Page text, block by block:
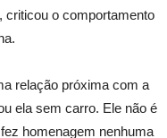
criticou o comportamento
relação próxima com a
ela sem carro. Ele não é
homenagem nenhuma